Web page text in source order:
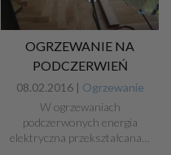
OGRZEWANIE NA
PODCZERWIEŃ
08.02.2016 | Ogrzewanie
W ogrzewaniach
podczerwonych energia
elektryczna przekształcana…